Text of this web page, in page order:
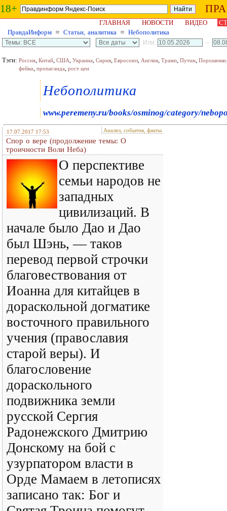
18+
ГЛАВНАЯ НОВОСТИ ВИДЕО
ПравдаИнформ ≈ Статьи, аналитика ≈ Небополитика
Или:
–
Тэги: Россия, Китай, США, Украина, Сирия, Евросоюз, Англия, Трамп, Путин, Порошенко
фейки, пропаганда, рост цен
Небополитика
www.peremeny.ru/books/osminog/category/
17.07.2017 17:53 Анализ, события, факты
Спор о вере (продолжение темы: О
троичности Воли Неба)
О перспективе
семьи народов не
западных
цивилизаций. В
начале было Дао и Дао
был Шэнь, — таков
перевод первой строчки
благовествования от
Иоанна для китайцев в
дораскольной догматике
восточного правильного
учения (православия
старой веры). И
благословение
дораскольного
подвижника земли
русской Сергия
Радонежского Дмитрию
Донскому на бой с
узурпатором власти в
Орде Мамаем в летописях
записано так: Бог и